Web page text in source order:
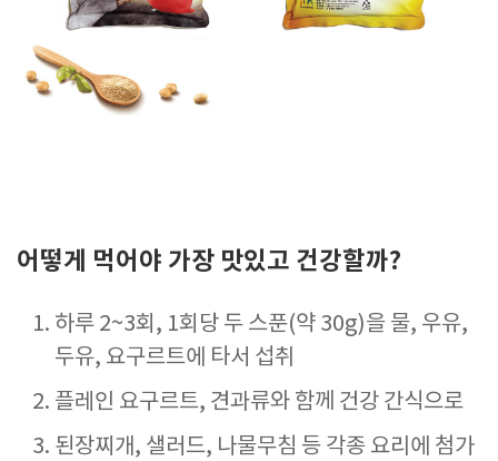
어떻게 먹어야 가장 맛있고 건강할까?
하루 2~3회, 1회당 두 스푼(약 30g)을 물, 우유,
두유, 요구르트에 타서 섭취
플레인 요구르트, 견과류와 함께 건강 간식으로
된장찌개, 샐러드, 나물무침 등 각종 요리에 첨가